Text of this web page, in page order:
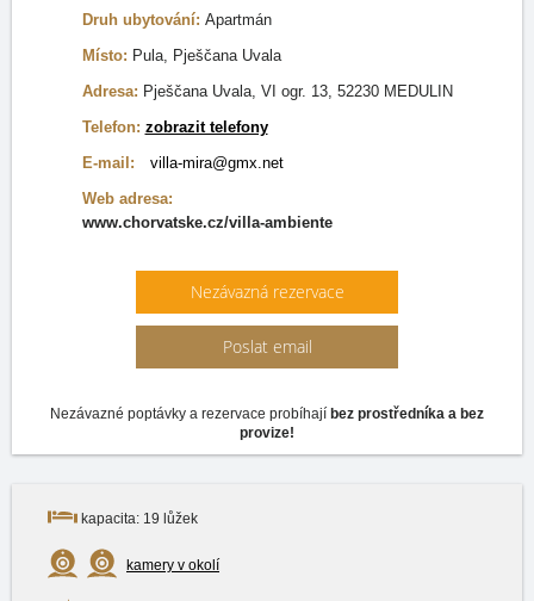
Druh ubytování: Apartmán
Místo: Pula, Pješčana Uvala
Adresa: Pješčana Uvala, VI ogr. 13, 52230 MEDULIN
Telefon: zobrazit telefony
E-mail:
villa-mira@gmx.net
Web adresa:
www.chorvatske.cz/villa-ambiente
Nezávazná rezervace
Poslat email
Nezávazné poptávky a rezervace probíhají bez prostředníka a bez
provize!
kapacita: 19 lůžek
kamery v okolí